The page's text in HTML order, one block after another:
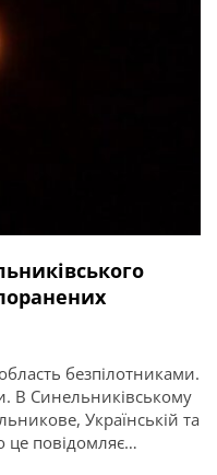
безпілотниками.
В Синельниківському
Українській та
це повідомляє